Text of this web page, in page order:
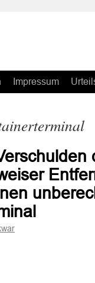
Impressum